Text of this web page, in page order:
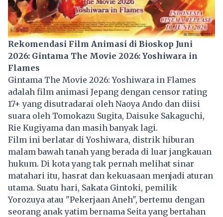
Rekomendasi Film Animasi di Bioskop Juni
2026: Gintama The Movie 2026: Yoshiwara in
Flames
Gintama The Movie 2026: Yoshiwara in Flames
adalah film animasi Jepang dengan censor rating
17+ yang disutradarai oleh Naoya Ando dan diisi
suara oleh Tomokazu Sugita, Daisuke Sakaguchi,
Rie Kugiyama dan masih banyak lagi.
Film ini berlatar di Yoshiwara, distrik hiburan
malam bawah tanah yang berada di luar jangkauan
hukum. Di kota yang tak pernah melihat sinar
matahari itu, hasrat dan kekuasaan menjadi aturan
utama. Suatu hari, Sakata Gintoki, pemilik
Yorozuya atau "Pekerjaan Aneh", bertemu dengan
seorang anak yatim bernama Seita yang bertahan